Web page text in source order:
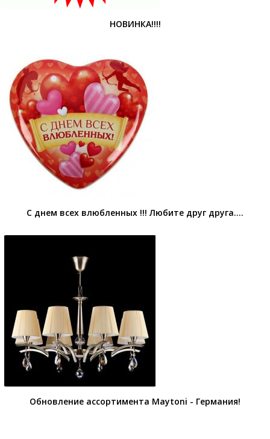
НОВИНКА!!!!
С днем всех влюбленных !!! Любите друг друга....
Обновление ассортимента Maytoni - Германия!